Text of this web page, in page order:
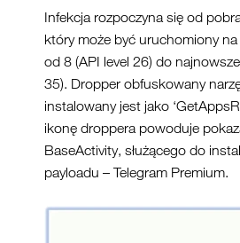
Infekcja rozpoczyna się od
który może być uruchomiony
od 8 (API level 26) do
35). Dropper obfuskowany
instalowany jest jako
ikonę droppera powoduje
BaseActivity, służącego do
payloadu – Telegram Premium.